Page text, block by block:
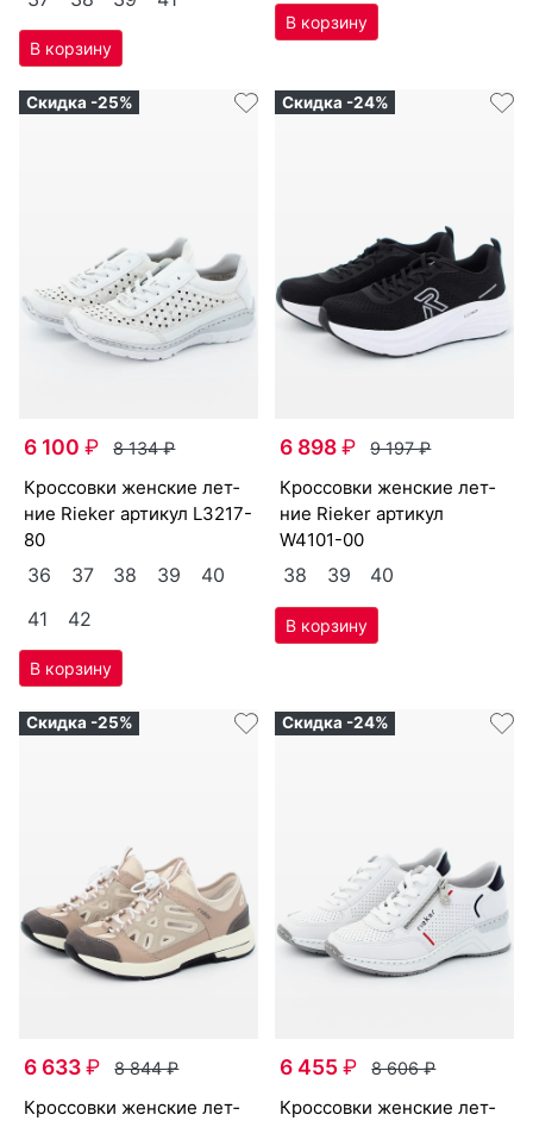
Скидка -25%
6 100₽ 8 134₽
крос­совки женс­кие лет­
ние Ri­eker артикул L3217-
80
36 37 38 39
40
41
42
Скидка -24%
6 898₽ 9 197₽
крос­совки женс­кие лет­
ние Ri­eker артикул
W4101-00
38 39 40
Скидка -25%
6 633₽ 8 844₽
крос­совки женс­кие лет­
Скидка -24%
6 455₽ 8 606₽
крос­совки женс­кие лет­